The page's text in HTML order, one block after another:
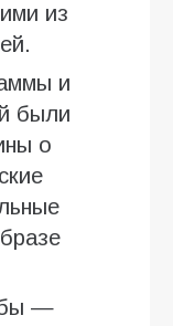
из
и
были
о
—